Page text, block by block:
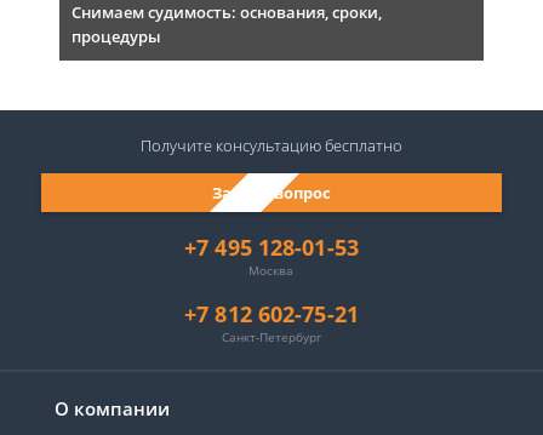
Снимаем судимость: основания, сроки,
процедуры
О компании
+7 495 128-01-53
Москва
+7 812 602-75-21
Санкт-Петербург
Задать вопрос
Получите консультациюбесплатно